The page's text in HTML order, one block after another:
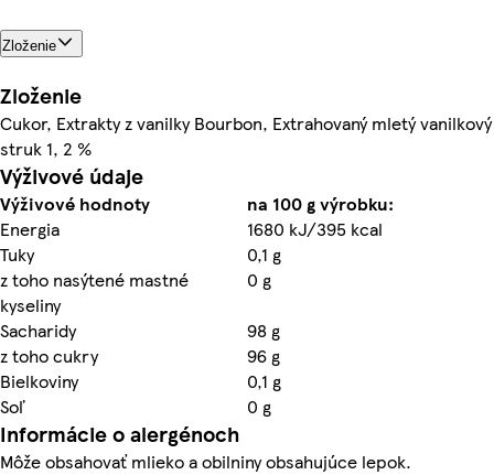
Zloženie
Zloženie
Cukor, Extrakty z vanilky Bourbon, Extrahovaný mletý vanilkový
struk 1, 2 %
Výživové údaje
Výživové hodnoty
na 100 g výrobku:
Energia
1680 kJ/395 kcal
Tuky
0,1 g
z toho nasýtené mastné
kyseliny
0 g
Sacharidy
98 g
z toho cukry
96 g
Bielkoviny
0,1 g
Soľ
0 g
Informácie o alergénoch
Môže obsahovať mlieko a obilniny obsahujúce lepok.